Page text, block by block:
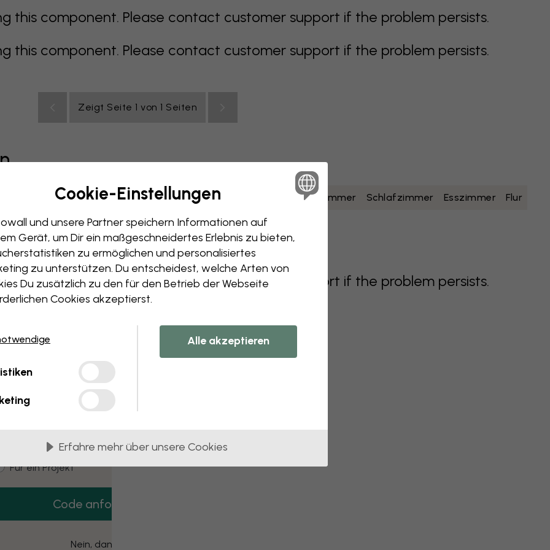
this component. Please contact customer support if the problem persists.
this component. Please contact customer support if the problem persists.
Zeigt Seite 1 von 1 Seiten
bunt orange rosa lila rot türkis Badezimmer Schlafzimmer Esszimmer Flur
Büro Jugendzimmer Dächer
this component. Please contact customer support if the problem persists.
3 kostenlose Muster
dir 3 Tapetenmuster gratis nach Hause.
type
Für mich
Für ein Projekt
Code anfordern
Nein, danke
Cookie-Einstellungen
und unsere Partner speichern Informationen auf
Gerät, um Dir ein maßgeschneidertes Erlebnis zu bieten,
zu ermöglichen und personalisiertes
zu unterstützen. Du entscheidest, welche Arten von
Du zusätzlich zu den für den Betrieb der Webseite
Cookies akzeptierst.
Alle akzeptieren
Erfahre mehr über unsere Cookies